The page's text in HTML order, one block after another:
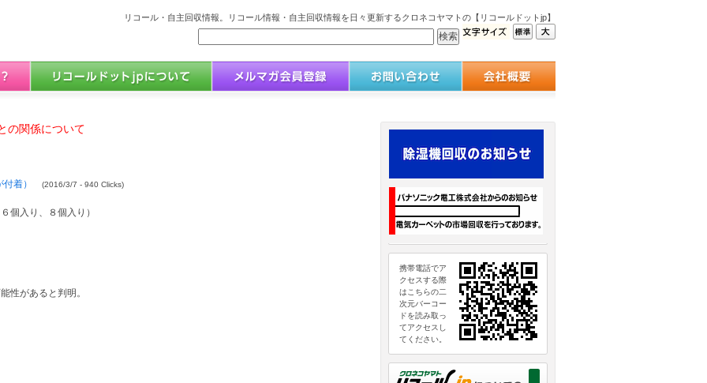
リコール・自主回収情報。リコール情報・自主回収情報を日々更新するクロネコヤマトの【リコールドットjp】
の関係について
着） (2016/3/7 - 940 Clicks)
個入り、８個入り）
性があると判明。
携帯電話でア
クセスする際
はこちらの二
次元バーコー
ドを読み取っ
てアクセスし
てください。